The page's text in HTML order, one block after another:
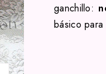
ganchillo:
básico para